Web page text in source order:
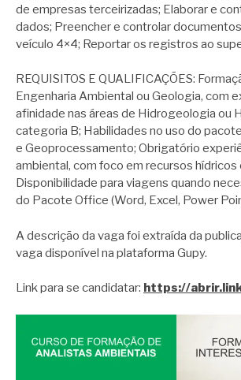
de empresas terceirizadas; Elaborar e
dados; Preencher e controlar
veículo 4×4; Reportar os registros ao
REQUISITOS E QUALIFICAÇÕES:
Engenharia Ambiental ou Geologia, com
afinidade nas áreas de Hidrogeologia ou
categoria B; Habilidades no uso do
e Geoprocessamento; Obrigatório
ambiental, com foco em recursos hídricos
Disponibilidade para viagens quando
do Pacote Office (Word, Excel, Power
A descrição da vaga foi extraída da
vaga disponível na plataforma Gupy.
Link para se candidatar: https://